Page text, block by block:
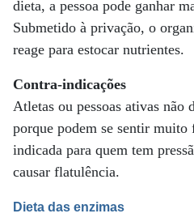
dieta, a pessoa pode ganhar
Submetido à privação, o
reage para estocar nutrientes.
Contra-indicações
Atletas ou pessoas ativas não
porque podem se sentir muito
indicada para quem tem
causar flatulência.
Dieta das enzimas